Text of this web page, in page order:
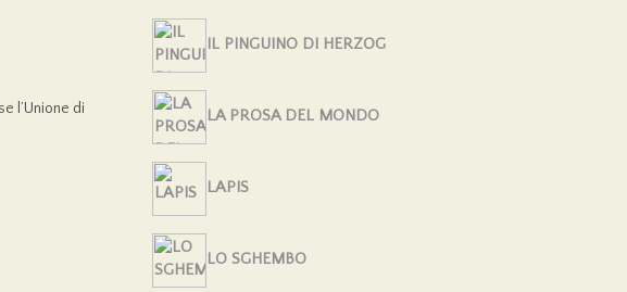
l’Unione di
IL PINGUINO DI HERZOG
LA PROSA DEL MONDO
LAPIS
LO SGHEMBO